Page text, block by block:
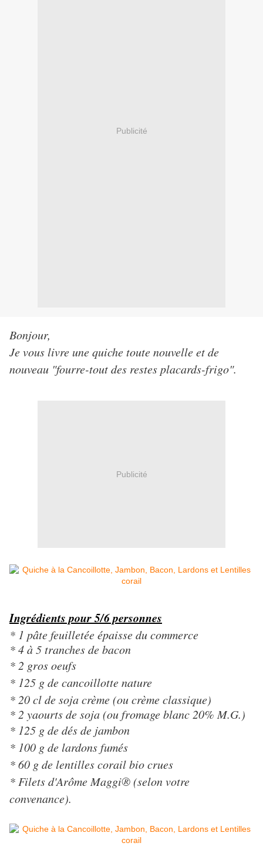
Publicité
Bonjour,
Je vous livre une quiche toute nouvelle et de
nouveau "fourre-tout des restes placards-frigo".
Publicité
Ingrédients pour 5/6 personnes
* 1 pâte feuilletée épaisse du commerce
* 4 à 5 tranches de bacon
* 2 gros oeufs
* 125 g de cancoillotte nature
* 20 cl de soja crème (ou crème classique)
* 2 yaourts de soja (ou fromage blanc 20% M.G.)
* 125 g de dés de jambon
* 100 g de lardons fumés
* 60 g de lentilles corail bio crues
* Filets d'Arôme Maggi® (selon votre
convenance).